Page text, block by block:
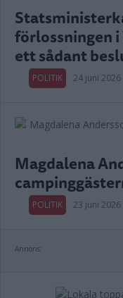
förlossningen
ett sådant
POLITIK 24 juni
Magdalena
POLITIK 23 juni 2026
Annons: